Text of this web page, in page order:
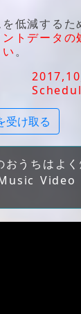
を低減する
ントデータの
。
受け取る
おうちはよ
Video